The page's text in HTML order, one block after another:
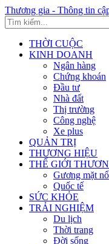
Thương gia - Thông tin
THỜI CUỘC
KINH DOANH
Ngân hàng
Chứng khoán
Đầu tư
Nhà đất
Thị trường
Công nghệ
Xe plus
QUẢN TRỊ
THƯƠNG HIỆU
THẾ GIỚI
Gương mặt
Quốc tế
SỨC KHỎE
TRẢI NGHIỆM
Du lịch
Thời trang
Đời sống